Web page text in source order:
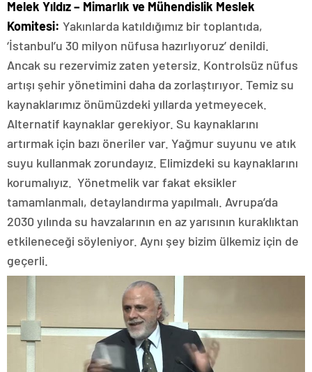
Melek Yıldız – Mimarlık ve Mühendislik Meslek
Komitesi: Yakınlarda katıldığımız bir toplantıda,
‘İstanbul’u 30 milyon nüfusa hazırlıyoruz’ denildi.
Ancak su rezervimiz zaten yetersiz. Kontrolsüz nüfus
artışı şehir yönetimini daha da zorlaştırıyor. Temiz su
kaynaklarımız önümüzdeki yıllarda yetmeyecek.
Alternatif kaynaklar gerekiyor. Su kaynaklarını
artırmak için bazı öneriler var. Yağmur suyunu ve atık
suyu kullanmak zorundayız. Elimizdeki su kaynaklarını
korumalıyız. Yönetmelik var fakat eksikler
tamamlanmalı, detaylandırma yapılmalı. Avrupa’da
2030 yılında su havzalarının en az yarısının kuraklıktan
etkileneceği söyleniyor. Aynı şey bizim ülkemiz için de
geçerli.